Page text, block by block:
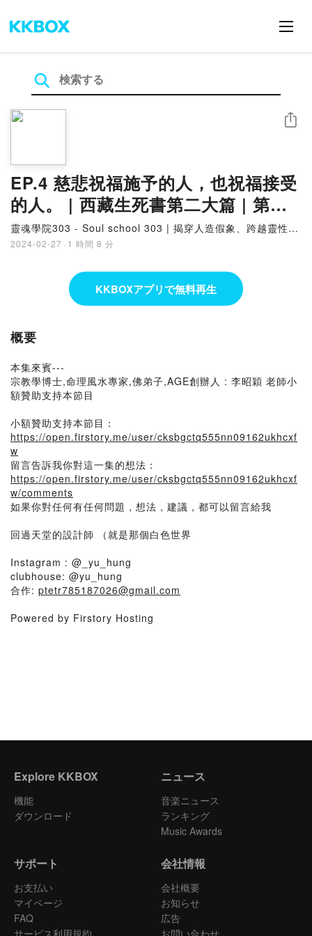
EP.4 慈悲祝福施予的人，也祝福接受
的人。 | 西藏生死書第二大篇 | 第十
二章「慈悲:如意寶珠」-2 | 靈魂學院
303
靈魂學院303 - Soul school 303 | 揭穿人造假象、跨越靈性陷
阱，重回靈魂樂園 |
2024-02-27 · 1 時間 8 分
シェア
KKBOXアプリで無料再生
概要
本集來賓---
宗教學博士,命理風水專家,佛弟子,AGE創辦人 : 李昭穎 老師小
額贊助支持本節目
小額贊助支持本節目：
https://open.firstory.me/user/cksbgctq555nn09162ukhcxf
w
留言告訴我你對這一集的想法：
https://open.firstory.me/user/cksbgctq555nn09162ukhcxf
w/comments
如果你對任何有任何問題 , 想法 , 建議 , 都可以留言給我
回過天堂的設計師 （就是那個白色世界
Instagram : @_yu_hung
clubhouse: @yu_hung
合作: ptetr785187026@gmail.com
Powered by Firstory Hosting
Explore KKBOX
機能
ダウンロード
ニュース
音楽ニュース
ランキング
Music Awards
サポート
お支払い
マイページ
FAQ
サービス利用規約
会社情報
会社概要
お知らせ
広告
お問い合わせ